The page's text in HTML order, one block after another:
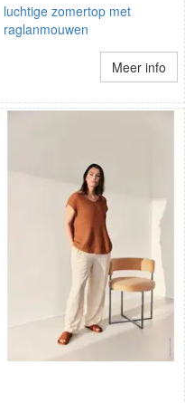
luchtige zomertop met
raglanmouwen
Meer info